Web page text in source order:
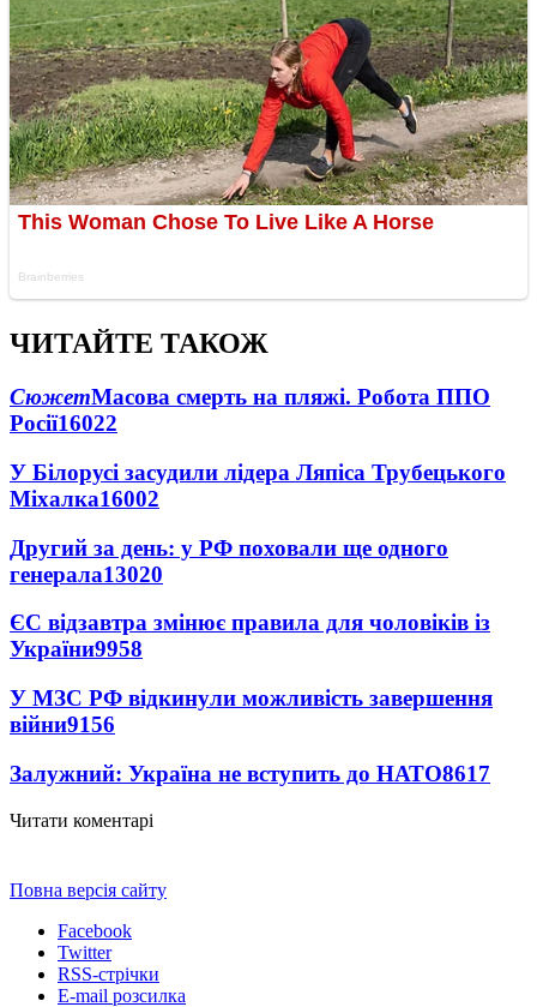
ЧИТАЙТЕ ТАКОЖ
СюжетМасова смерть на пляжі. Робота ППО
Росії16022
У Білорусі засудили лідера Ляпіса Трубецького
Міхалка16002
Другий за день: у РФ поховали ще одного
генерала13020
ЄС відзавтра змінює правила для чоловіків із
України9958
У МЗС РФ відкинули можливість завершення
війни9156
Залужний: Україна не вступить до НАТО8617
Читати коментарі
Повна версія сайту
Facebook
Twitter
RSS-стрічки
E-mail розсилка